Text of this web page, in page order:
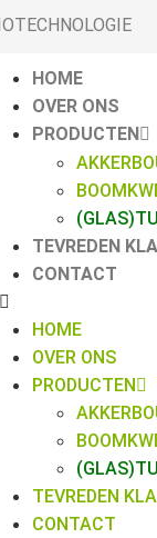
HOME
OVER ONS
PRODUCTEN
TEVREDEN
CONTACT
HOME
OVER ONS
PRODUCTEN
TEVREDEN
CONTACT